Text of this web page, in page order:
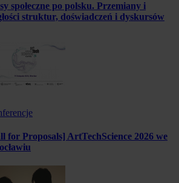
społeczne po polsku. Przemiany i
struktur, doświadczeń i dyskursów
for Proposals] ArtTechScience 2026 we